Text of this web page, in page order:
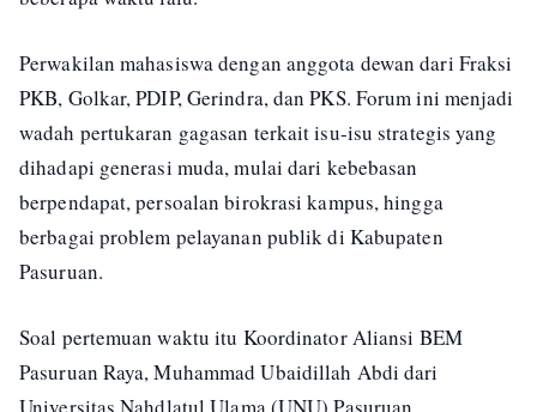
Perwakilan mahasiswa dengan anggota dewan dari Fraksi
PKB, Golkar, PDIP, Gerindra, dan PKS. Forum ini menjadi
wadah pertukaran gagasan terkait isu-isu strategis yang
dihadapi generasi muda, mulai dari kebebasan
berpendapat, persoalan birokrasi kampus, hingga
berbagai problem pelayanan publik di Kabupaten
Pasuruan.
Soal pertemuan waktu itu Koordinator Aliansi BEM
Pasuruan Raya, Muhammad Ubaidillah Abdi dari